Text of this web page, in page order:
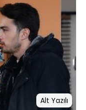
Alt Yazılı